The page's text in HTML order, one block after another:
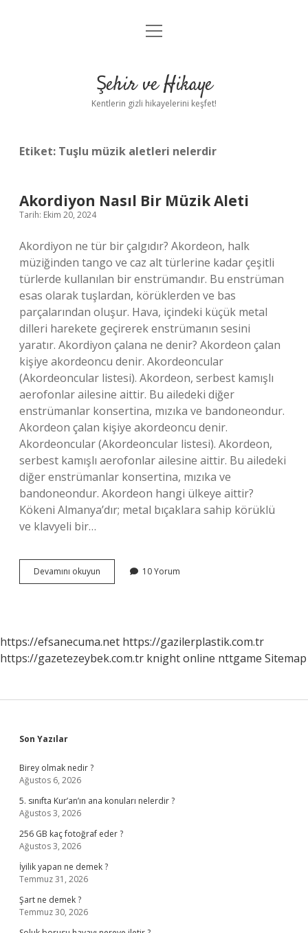
Anasayfa
Yasal Uyarı
menüyü
Şehir ve Hikaye
Kentlerin gizli hikayelerini keşfet!
Etiket: Tuşlu müzik aletleri nelerdir
Akordiyon Nasıl Bir Müzik Aleti
Tarih: Ekim 20, 2024
Akordiyon ne tür bir çalgıdır? Akordeon, halk
müziğinden tango ve caz alt türlerine kadar çeşitli
türlerde kullanılan bir enstrümandır. Bu enstrüman
esas olarak tuşlardan, körüklerden ve bas
parçalarından oluşur. Hava, içindeki küçük metal
dilleri harekete geçirerek enstrümanın sesini
yaratır. Akordiyon çalana ne denir? Akordeon çalan
kişiye akordeoncu denir. Akordeoncular
(Akordeoncular listesi). Akordeon, serbest kamışlı
aerofonlar ailesine aittir. Bu ailedeki diğer
enstrümanlar konsertina, mızıka ve bandoneondur.
Akordeon çalan kişiye akordeoncu denir.
Akordeoncular (Akordeoncular listesi). Akordeon,
serbest kamışlı aerofonlar ailesine aittir. Bu ailedeki
diğer enstrümanlar konsertina, mızıka ve
bandoneondur. Akordeon hangi ülkeye aittir?
Kökeni Almanya’dır; metal bıçaklara sahip körüklü
ve klavyeli bir…
Devamını okuyun Akordiyon
Nasıl
10 Yorum
https://efsanecuma.net https://gazilerplastik.com.tr
https://gazetezeybek.com.tr knight online nttgame Sitemap
Sidebar
Son Yazılar
Birey olmak nedir ?
Ağustos 6, 2026
5. sınıfta Kur’an’ın ana konuları nelerdir ?
Ağustos 3, 2026
256 GB kaç fotoğraf eder ?
Ağustos 3, 2026
İyilik yapan ne demek ?
Temmuz 31, 2026
Şart ne demek ?
Temmuz 30, 2026